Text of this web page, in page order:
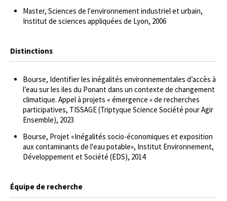
Master, Sciences de l'environnement industriel et urbain,
Institut de sciences appliquées de Lyon, 2006
Distinctions
Bourse, Identifier les inégalités environnementales d’accès à
l’eau sur les iles du Ponant dans un contexte de changement
climatique. Appel à projets « émergence » de recherches
participatives, TISSAGE (Triptyque Science Société pour Agir
Ensemble), 2023
Bourse, Projet «Inégalités socio-économiques et exposition
aux contaminants de l'eau potable», Institut Environnement,
Développement et Société (EDS), 2014
Équipe de recherche